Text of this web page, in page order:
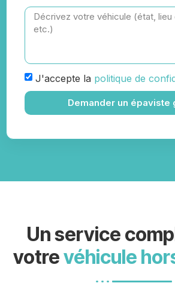
J'accepte la politique de
Demander un épaviste
Un service
votrevéhicule